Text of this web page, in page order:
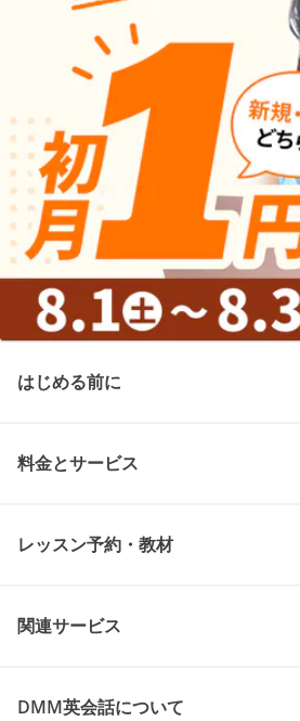
はじめる前に
料金とサービス
レッスン予約・教材
関連サービス
DMM英会話について